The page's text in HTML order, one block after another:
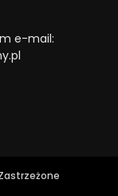
e-mail: